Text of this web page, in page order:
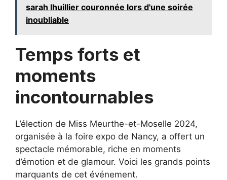
sarah lhuillier couronnée lors d'une soirée
inoubliable
Temps forts et
moments
incontournables
L’élection de Miss Meurthe-et-Moselle 2024,
organisée à la foire expo de Nancy, a offert un
spectacle mémorable, riche en moments
d’émotion et de glamour. Voici les grands points
marquants de cet événement.